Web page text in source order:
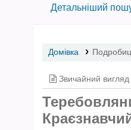
Детальніший
Домівка
Звичайний вигляд